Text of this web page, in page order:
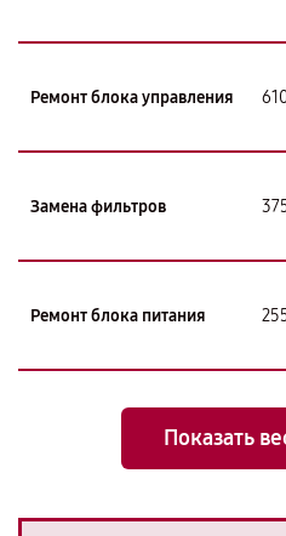
Ремонт блока управления
Замена фильтров
Ремонт блока питания
Показать